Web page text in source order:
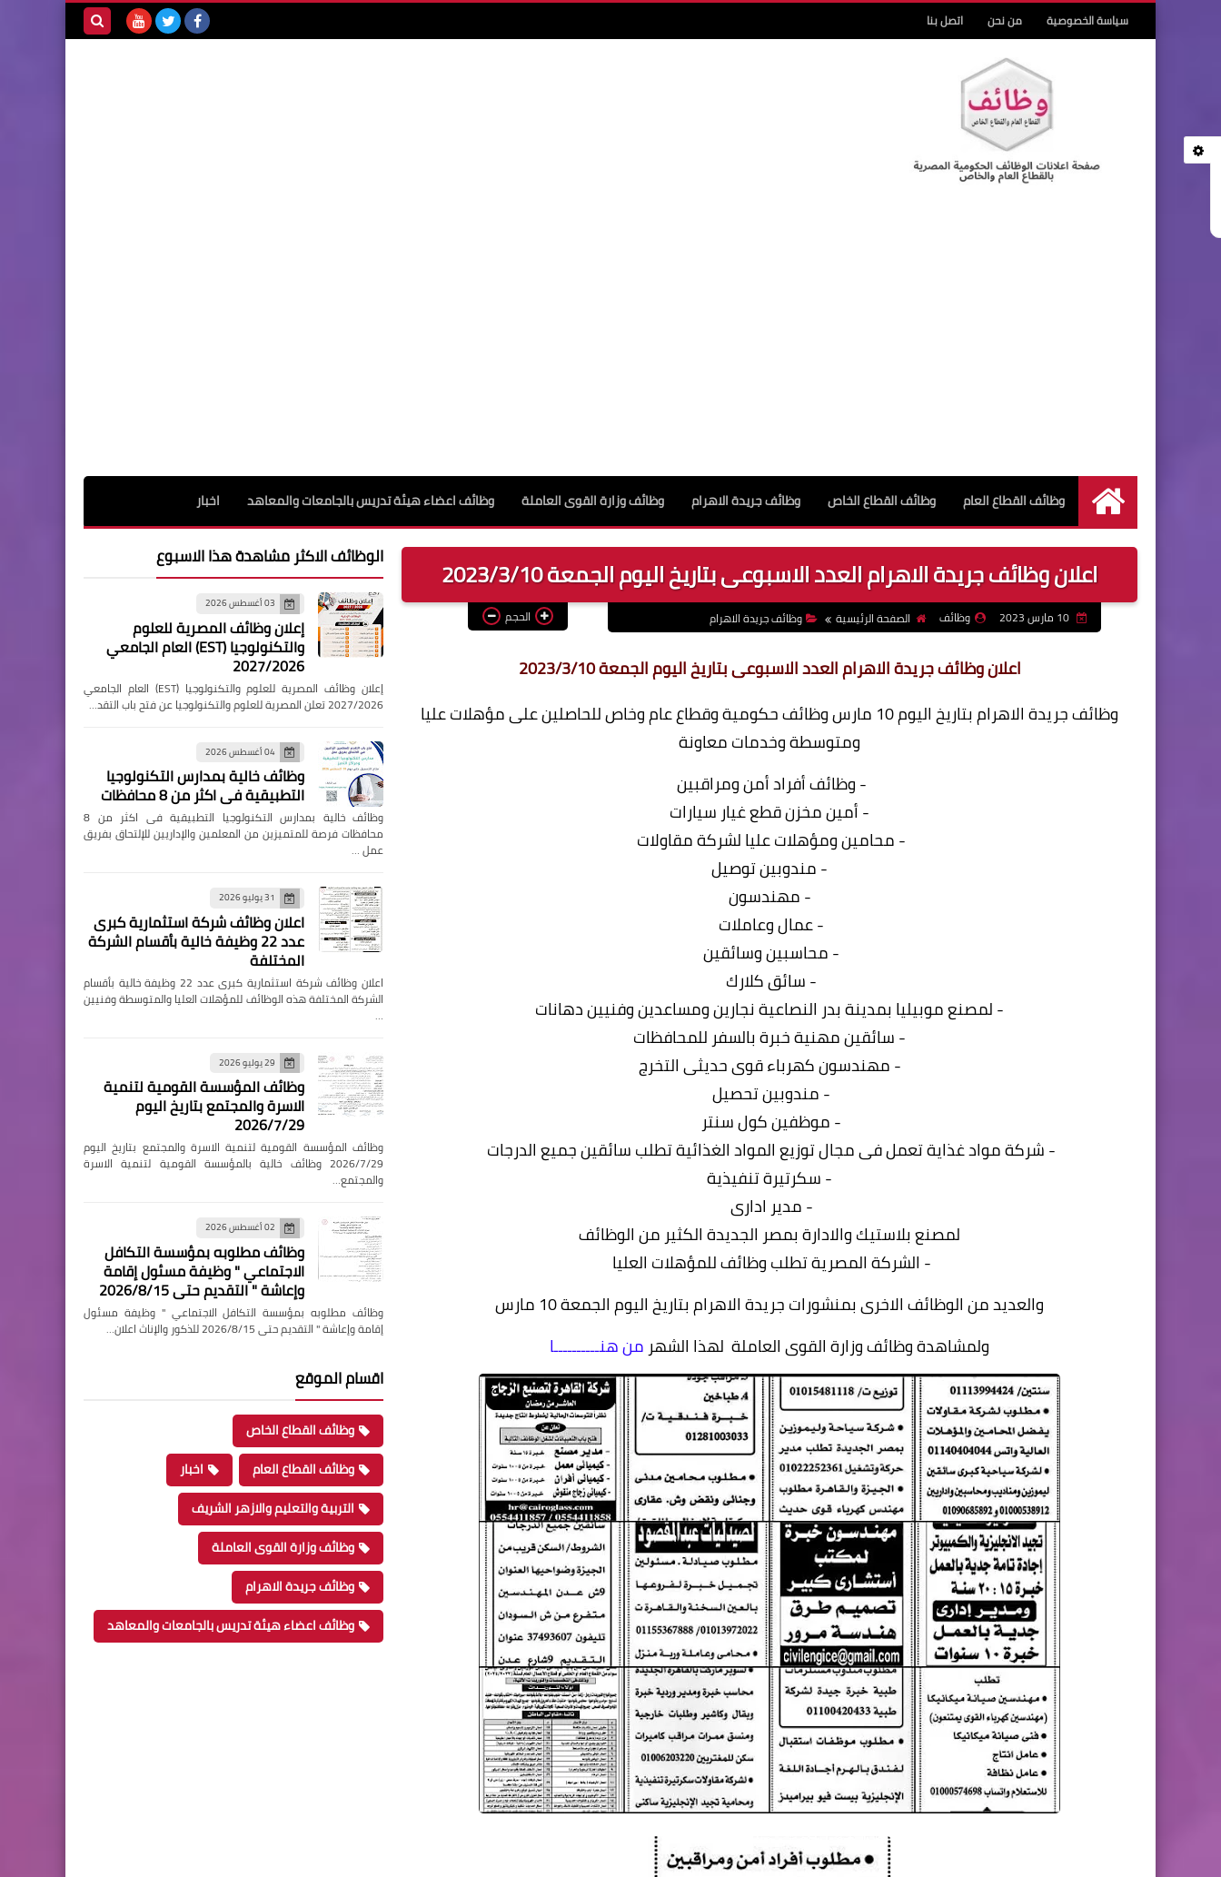
سياسة الخصوصية من نحن اتصل بنا
الرئيسية
وظائف القطاع العام وظائف القطاع الخاص وظائف جريدة الاهرام وظائف وزارة القوى العاملة وظائف اعضاء هيئة تدريس بالجامعات والمعاهد اخبار
اعلان وظائف جريدة الاهرام العدد الاسبوعى بتاريخ اليوم الجمعة 2023/3/10
10 مارس 2023 وظائف الصفحة الرئيسية وظائف جريدة الاهرام الحجم
اعلان وظائف جريدة الاهرام العدد الاسبوعى بتاريخ اليوم الجمعة 2023/3/10
وظائف جريدة الاهرام بتاريخ اليوم 10 مارس وظائف حكومية وقطاع عام وخاص للحاصلين على مؤهلات عليا
ومتوسطة وخدمات معاونة
- وظائف أفراد أمن ومراقبين
- أمين مخزن قطع غيار سيارات
- محامين ومؤهلات عليا لشركة مقاولات
- مندوبين توصيل
- مهندسون
- عمال وعاملات
- محاسبين وسائقين
- سائق كلارك
- لمصنع موبيليا بمدينة بدر النصاعية نجارين ومساعدين وفنيين دهانات
- سائقين مهنية خبرة بالسفر للمحافظات
- مهندسون كهرباء قوى حديثى التخرج
- مندوبين تحصيل
- موظفين كول سنتر
- شركة مواد غذاية تعمل فى مجال توزيع المواد الغذائية تطلب سائقين جميع الدرجات
- سكرتيرة تنفيذية
- مدير ادارى
لمصنع بلاستيك والادارة بمصر الجديدة الكثير من الوظائف
- الشركة المصرية تطلب وظائف للمؤهلات العليا
والعديد من الوظائف الاخرى بمنشورات جريدة الاهرام بتاريخ اليوم الجمعة 10 مارس
ولمشاهدة وظائف وزارة القوى العاملة لهذا الشهر من هنــــــــــا
الوظائف الاكثر مشاهدة هذا الاسبوع
03 أغسطس 2026
إعلان وظائف المصرية للعلوم
والتكنولوجيا (EST) العام الجامعي
2027/2026
إعلان وظائف المصرية للعلوم والتكنولوجيا (EST) العام الجامعي
2027/2026 تعلن المصرية للعلوم والتكنولوجيا عن فتح باب التقد…
04 أغسطس 2026
وظائف خالية بمدارس التكنولوجيا
التطبيقية فى اكثر من 8 محافظات
وظائف خالية بمدارس التكنولوجيا التطبيقية فى اكثر من 8
محافظات فرصة للمتميزين من المعلمين والإداريين للإلتحاق بفريق
عمل …
31 يوليو 2026
اعلان وظائف شركة استثمارية كبرى
عدد 22 وظيفة خالية بأقسام الشركة
المختلفة
اعلان وظائف شركة استثمارية كبرى عدد 22 وظيفة خالية بأقسام
الشركة المختلفة هذه الوظائف للمؤهلات العليا والمتوسطة وفنيين
…
29 يوليو 2026
وظائف المؤسسة القومية لتنمية
الاسرة والمجتمع بتاريخ اليوم
2026/7/29
وظائف المؤسسة القومية لتنمية الاسرة والمجتمع بتاريخ اليوم
2026/7/29 وظائف خالية بالمؤسسة القومية لتنمية الاسرة
والمجتمع…
02 أغسطس 2026
وظائف مطلوبه بمؤسسة التكافل
الاجتماعي " وظيفة مسئول إقامة
وإعاشة " التقديم حتى 2026/8/15
وظائف مطلوبه بمؤسسة التكافل الاجتماعي " وظيفة مسئول
إقامة وإعاشة " التقديم حتى 2026/8/15 للذكور والإناث اعلان…
اقسام الموقع
وظائف القطاع الخاص
وظائف القطاع العام
اخبار
التربية والتعليم والازهر الشريف
وظائف وزارة القوى العاملة
وظائف جريدة الاهرام
وظائف اعضاء هيئة تدريس بالجامعات والمعاهد